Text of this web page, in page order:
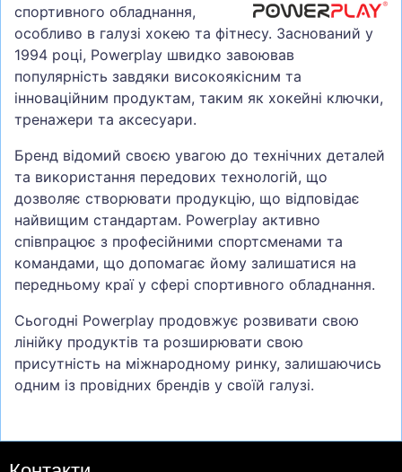
спортивного обладнання,
особливо в галузі хокею та фітнесу. Заснований у
1994 році, Powerplay швидко завоював
популярність завдяки високоякісним та
інноваційним продуктам, таким як хокейні ключки,
тренажери та аксесуари.
Бренд відомий своєю увагою до технічних деталей
та використання передових технологій, що
дозволяє створювати продукцію, що відповідає
найвищим стандартам. Powerplay активно
співпрацює з професійними спортсменами та
командами, що допомагає йому залишатися на
передньому краї у сфері спортивного обладнання.
Сьогодні Powerplay продовжує розвивати свою
лінійку продуктів та розширювати свою
присутність на міжнародному ринку, залишаючись
одним із провідних брендів у своїй галузі.